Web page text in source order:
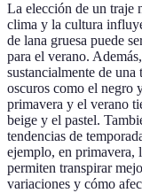
La elección de un traje
clima y la cultura
de lana gruesa puede
para el verano.
sustancialmente de
oscuros como el negro
primavera y el verano
beige y el pastel.
tendencias de
ejemplo, en primavera,
permiten transpirar
variaciones y cómo